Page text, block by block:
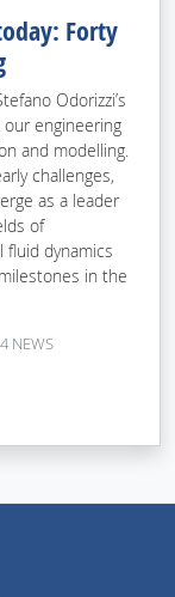
Forty
Odorizzi’s
our engineering
and modelling.
challenges,
as a leader
of
fluid dynamics
in the
NEWS